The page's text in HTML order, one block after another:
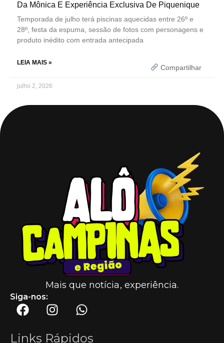
Da Mônica E Experiência Exclusiva De Piquenique
Temporada de julho terá piscinas aquecidas entre 26º e
28º, festa da espuma, sessão de fotos com personagens e
produto inédito com entrada antecipada
LEIA MAIS »
Compartilhar
julho 2, 2026
Mais que notícia, experiência.
Siga-nos:
Links Rápidos